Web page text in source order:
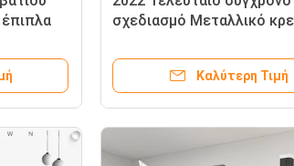
σχεδιασμό Μεταλλικό
Σιδήρου μονό κρεβάτι
Καλύτερη Τιμή